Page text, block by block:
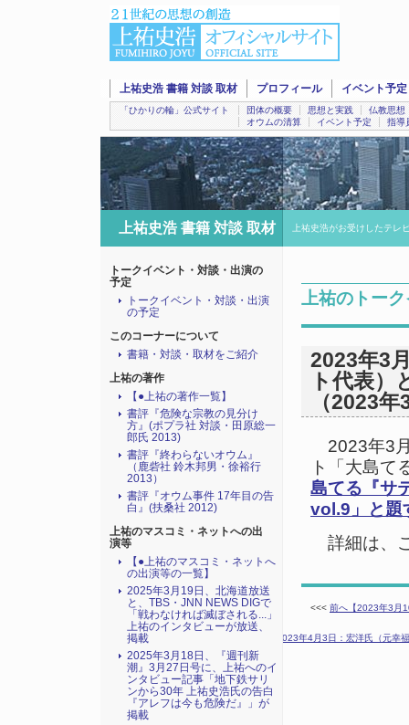
上祐史浩 書籍 対談 取材 プロフィール イベント予定
「ひかりの輪」公式サイト 団体の概要 思想と実践
仏教思想
オウムの清算
イベント予定 指導
上祐史浩 書籍 対談 取材 上祐史浩がお受けしたテレ
上祐のトー
2023年3
ト代表）
（2023
2023年3
ト「大島て
島てる『サ
vol.9」と題
詳細は、
<<< 前へ【2023年3月
次へ【2023年4月3日：宏洋氏（元幸
トークイベント・対談・出演の
予定
トークイベント・対談・出演
の予定
このコーナーについて
書籍・対談・取材をご紹介
上祐の著作
【●上祐の著作一覧】
書評『危険な宗教の見分け
方』(ポプラ社 対談・田原総一
郎氏 2013)
書評『終わらないオウム』
（鹿砦社 鈴木邦男・徐裕行
2013）
書評『オウム事件 17年目の告
白』(扶桑社 2012)
上祐のマスコミ・ネットへの出
演等
【●上祐のマスコミ・ネットへ
の出演等の一覧】
2025年3月19日、北海道放送
と、TBS・JNN NEWS DIGで
「戦わなければ滅ぼされる...」
上祐のインタビューが放送、
掲載
2025年3月18日、『週刊新
潮』3月27日号に、上祐へのイ
ンタビュー記事「地下鉄サリ
ンから30年 上祐史浩氏の告白
『アレフは今も危険だ』」が
掲載